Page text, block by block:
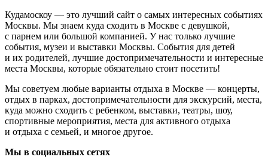
Кудамоскоу — это лучший сайт о самых интересных событиях
Москвы. Мы знаем куда сходить в Москве с девушкой,
с парнем или большой компанией. У нас только лучшие
события, музеи и выставки Москвы. События для детей
и их родителей, лучшие достопримечательности и интересные
места Москвы, которые обязательно стоит посетить!
Мы советуем любые варианты отдыха в Москве — концерты,
отдых в парках, достопримечательности для экскурсий, места,
куда можно сходить с ребенком, выставки, театры, шоу,
спортивные мероприятия, места для активного отдыха
и отдыха с семьей, и многое другое.
Мы в социальных сетях